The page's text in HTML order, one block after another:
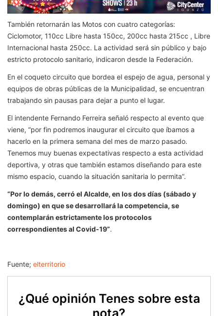
También retornarán las Motos con cuatro categorías:
Ciclomotor, 110cc Libre hasta 150cc, 200cc hasta 215cc , Libre
Internacional hasta 250cc. La actividad será sin público y bajo
estricto protocolo sanitario, indicaron desde la Federación.
En el coqueto circuito que bordea el espejo de agua, personal y
equipos de obras públicas de la Municipalidad, se encuentran
trabajando sin pausas para dejar a punto el lugar.
El intendente Fernando Ferreira señaló respecto al evento que
viene, “por fin podremos inaugurar el circuito que íbamos a
hacerlo en la primera semana del mes de marzo pasado.
Tenemos muy buenas expectativas respecto a esta actividad
deportiva, y otras que también estamos diseñando para este
mismo espacio, cuando la situación sanitaria lo permita”.
“Por lo demás, cerró el Alcalde, en los dos días (sábado y
domingo) en que se desarrollará la competencia, se
contemplarán estrictamente los protocolos
correspondientes al Covid-19”.
Fuente; elterritorio
¿Qué opinión Tenes sobre esta